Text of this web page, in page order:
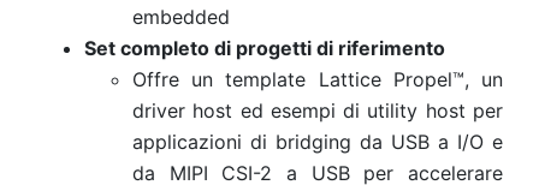
embedded
Set completo di progetti di riferimento
Offre un template Lattice Propel™, un
driver host ed esempi di utility host per
applicazioni di bridging da USB a I/O e
da MIPI CSI-2 a USB per accelerare